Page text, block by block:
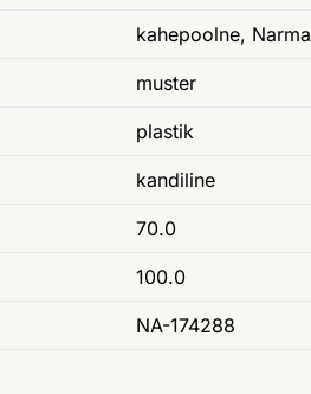
kahepoolne, Narma
muster
plastik
kandiline
70.0
100.0
NA-174288